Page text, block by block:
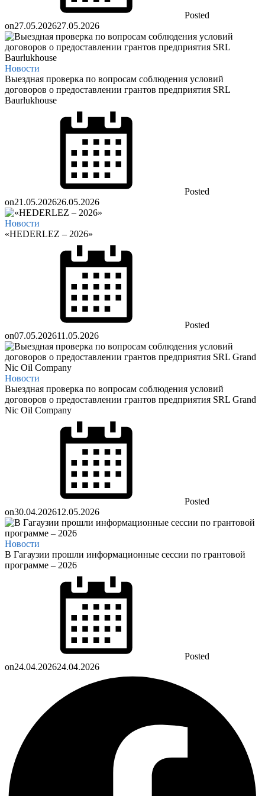
Posted
on27.05.202627.05.2026
Новости
Выездная проверка по вопросам соблюдения условий
договоров о предоставлении грантов предприятия SRL
Baurlukhouse
Posted
on21.05.202626.05.2026
Новости
«HEDERLEZ – 2026»
Posted
on07.05.202611.05.2026
Новости
Выездная проверка по вопросам соблюдения условий
договоров о предоставлении грантов предприятия SRL Grand
Nic Oil Company
Posted
on30.04.202612.05.2026
Новости
В Гагаузии прошли информационные сессии по грантовой
программе – 2026
Posted
on24.04.202624.04.2026